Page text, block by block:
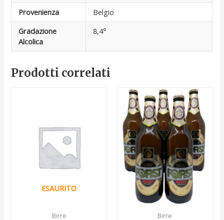
Provenienza
Belgio
Gradazione
Alcolica
8,4°
Prodotti correlati
ESAURITO
Birre Birre